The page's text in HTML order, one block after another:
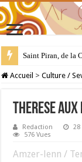
28 juillet : Saint
Accueil > Culture /
THERESE AUX
Redaction 28
576 Vues
Amzer-lenn /